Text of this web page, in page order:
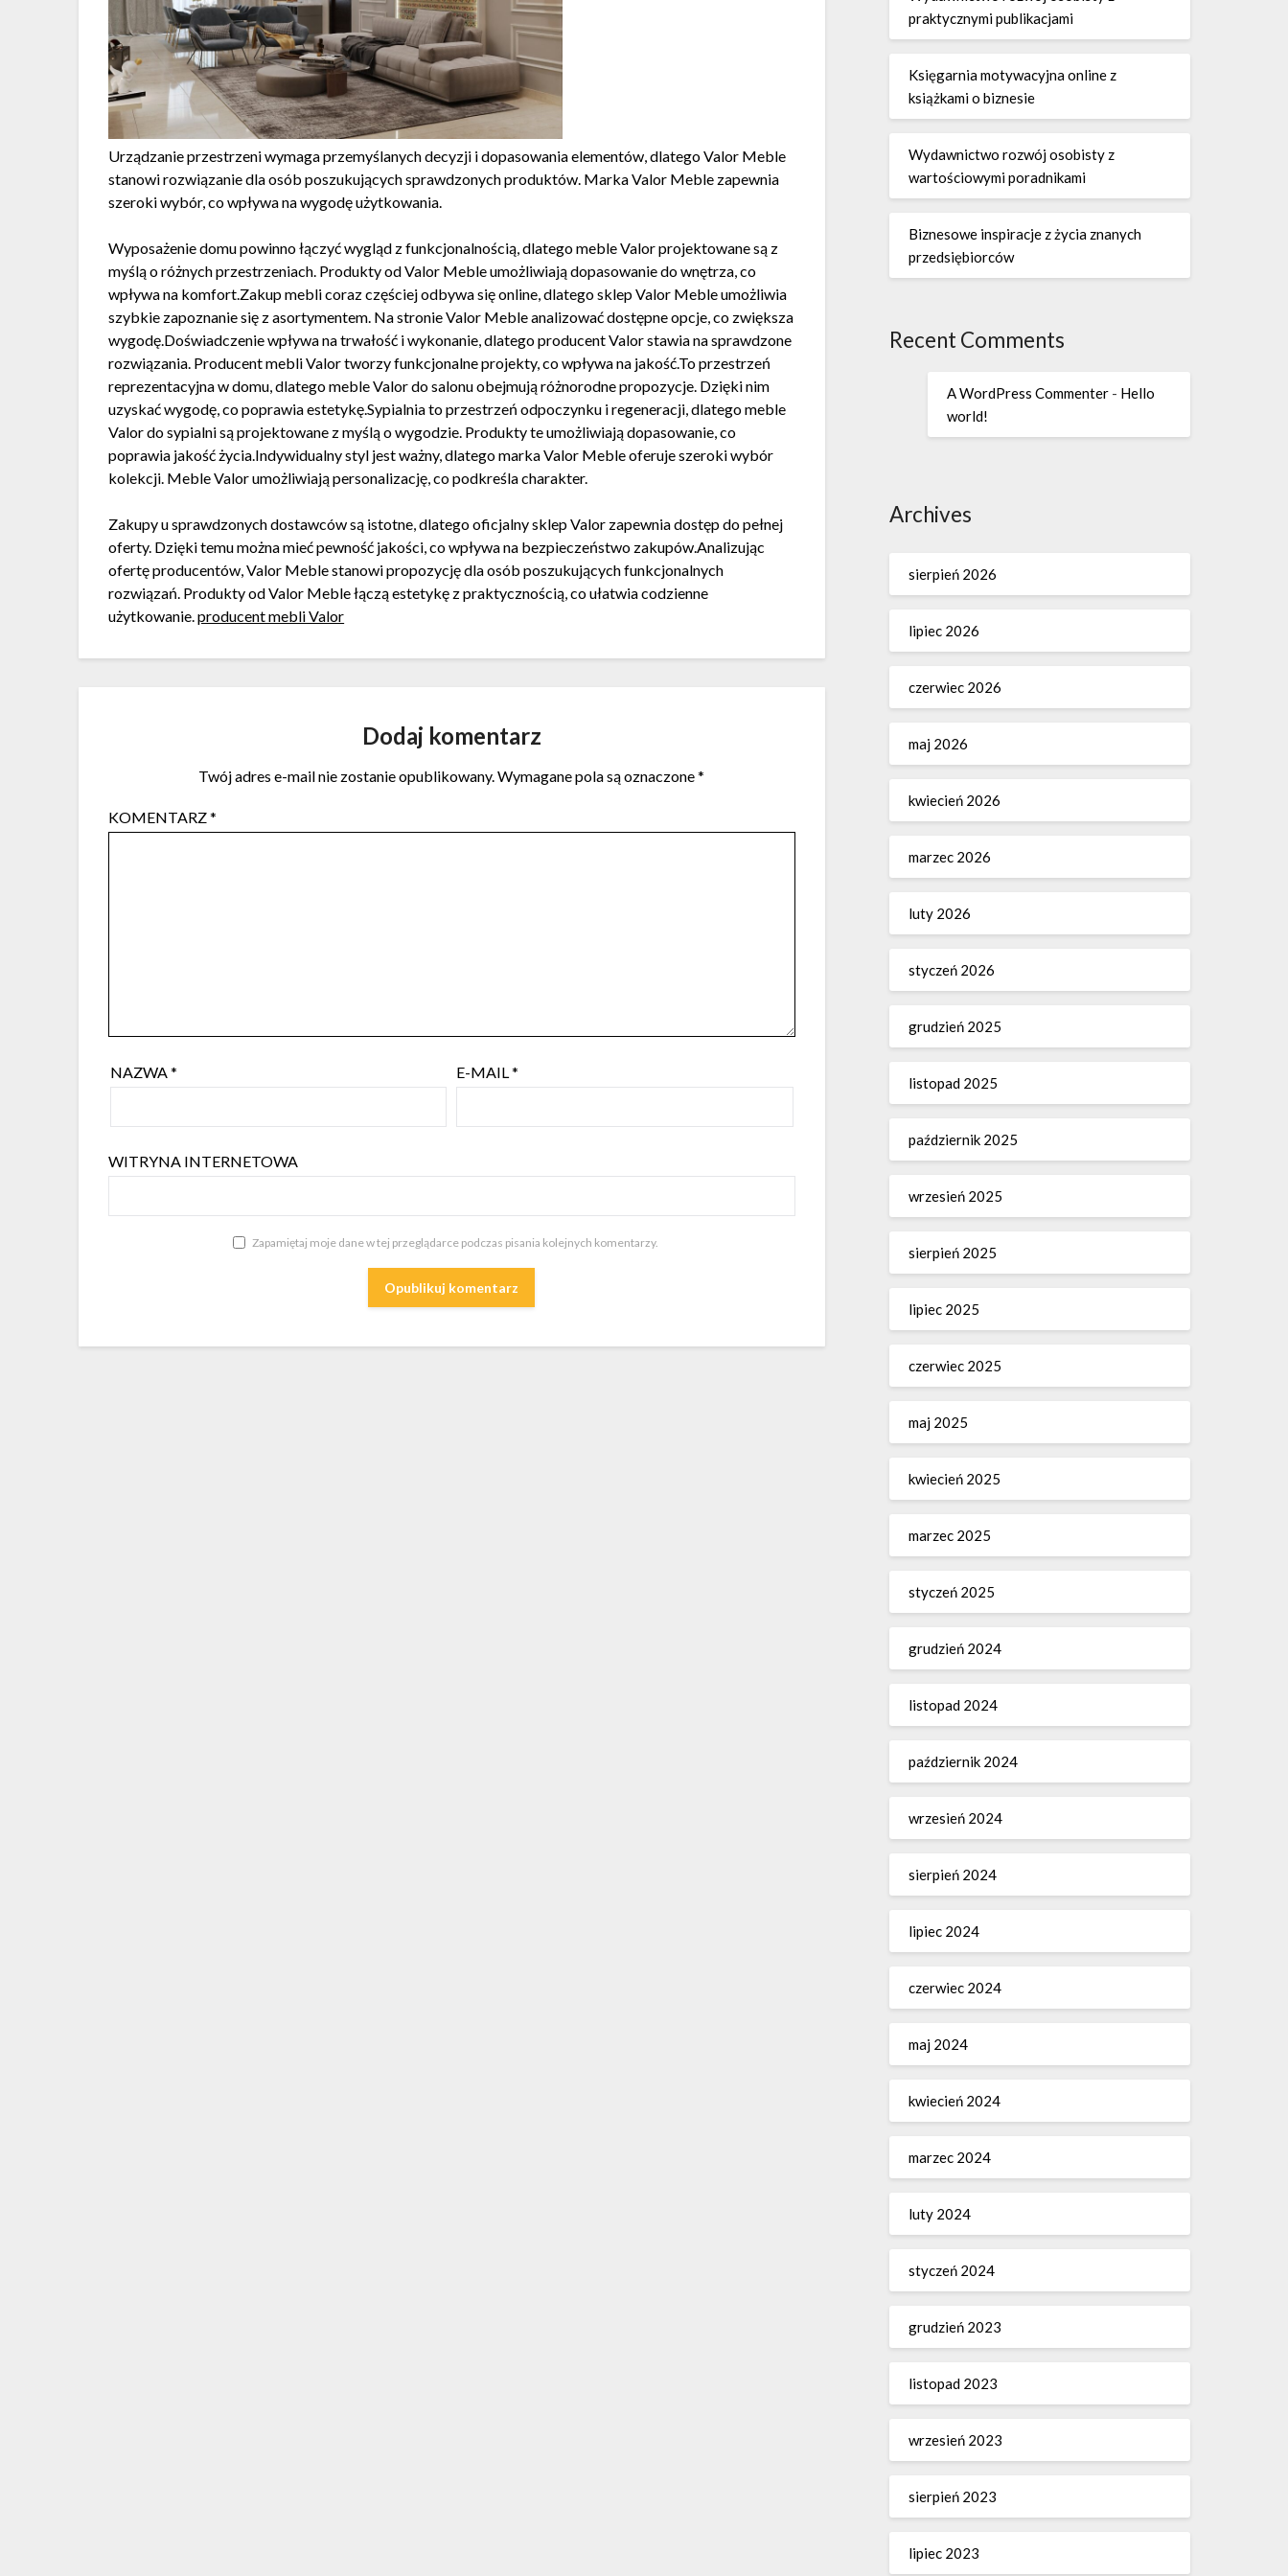
Urządzanie przestrzeni wymaga przemyślanych decyzji i dopasowania elementów, dlatego Valor Meble
stanowi rozwiązanie dla osób poszukujących sprawdzonych produktów. Marka Valor Meble zapewnia
szeroki wybór, co wpływa na wygodę użytkowania.
Wyposażenie domu powinno łączyć wygląd z funkcjonalnością, dlatego meble Valor projektowane są z
myślą o różnych przestrzeniach. Produkty od Valor Meble umożliwiają dopasowanie do wnętrza, co
wpływa na komfort.Zakup mebli coraz częściej odbywa się online, dlatego sklep Valor Meble umożliwia
szybkie zapoznanie się z asortymentem. Na stronie Valor Meble analizować dostępne opcje, co zwiększa
wygodę.Doświadczenie wpływa na trwałość i wykonanie, dlatego producent Valor stawia na sprawdzone
rozwiązania. Producent mebli Valor tworzy funkcjonalne projekty, co wpływa na jakość.To przestrzeń
reprezentacyjna w domu, dlatego meble Valor do salonu obejmują różnorodne propozycje. Dzięki nim
uzyskać wygodę, co poprawia estetykę.Sypialnia to przestrzeń odpoczynku i regeneracji, dlatego meble
Valor do sypialni są projektowane z myślą o wygodzie. Produkty te umożliwiają dopasowanie, co
poprawia jakość życia.Indywidualny styl jest ważny, dlatego marka Valor Meble oferuje szeroki wybór
kolekcji. Meble Valor umożliwiają personalizację, co podkreśla charakter.
Zakupy u sprawdzonych dostawców są istotne, dlatego oficjalny sklep Valor zapewnia dostęp do pełnej
oferty. Dzięki temu można mieć pewność jakości, co wpływa na bezpieczeństwo zakupów.Analizując
ofertę producentów, Valor Meble stanowi propozycję dla osób poszukujących funkcjonalnych
rozwiązań. Produkty od Valor Meble łączą estetykę z praktycznością, co ułatwia codzienne
użytkowanie.producent mebli Valor
Dodaj komentarz
Twój adres e-mail nie zostanie opublikowany. Wymagane pola są oznaczone*
KOMENTARZ*
NAZWA* E-MAIL*
WITRYNA INTERNETOWA
Zapamiętaj moje dane w tej przeglądarce podczas pisania kolejnych komentarzy.
praktycznymi publikacjami
Księgarnia motywacyjna online z
książkami o biznesie
Wydawnictwo rozwój osobisty z
wartościowymi poradnikami
Biznesowe inspiracje z życia znanych
przedsiębiorców
Recent Comments
A WordPress Commenter- Hello
world!
Archives
sierpień 2026
lipiec 2026
czerwiec 2026
maj 2026
kwiecień 2026
marzec 2026
luty 2026
styczeń 2026
grudzień 2025
listopad 2025
październik 2025
wrzesień 2025
sierpień 2025
lipiec 2025
czerwiec 2025
maj 2025
kwiecień 2025
marzec 2025
styczeń 2025
grudzień 2024
listopad 2024
październik 2024
wrzesień 2024
sierpień 2024
lipiec 2024
czerwiec 2024
maj 2024
kwiecień 2024
marzec 2024
luty 2024
styczeń 2024
grudzień 2023
listopad 2023
wrzesień 2023
sierpień 2023
lipiec 2023